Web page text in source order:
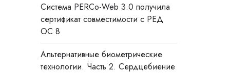
Система PERCo-Web 3.0 получила
сертификат совместимости с РЕД
ОС 8
Альтернативные биометрические
технологии. Часть 2. Сердцебиение